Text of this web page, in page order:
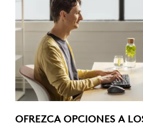
OFREZCA OPCIONES A